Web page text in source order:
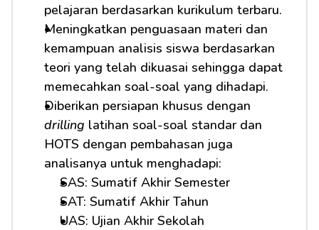
pelajaran berdasarkan kurikulum terbaru.
Meningkatkan penguasaan materi dan
kemampuan analisis siswa berdasarkan
teori yang telah dikuasai sehingga dapat
memecahkan soal-soal yang dihadapi.
drilling latihan soal-soal standar dan
HOTS dengan pembahasan juga
analisanya untuk menghadapi:
SAS: Sumatif Akhir Semester
SAT: Sumatif Akhir Tahun
UAS: Ujian Akhir Sekolah